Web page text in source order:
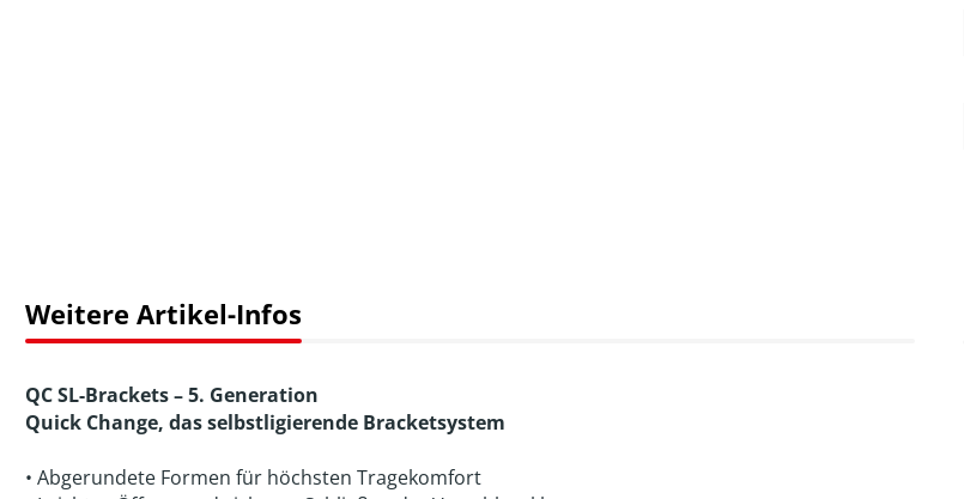
Weitere Artikel-Infos
QC SL-Brackets – 5. Generation
Quick Change, das selbstligierende Bracketsystem
• Abgerundete Formen für höchsten Tragekomfort